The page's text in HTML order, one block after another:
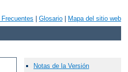
Glosario Mapa del sitio web
Notas de la Versión